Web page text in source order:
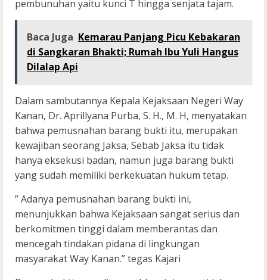
pembunuhan yaitu kunci T hingga senjata tajam.
Baca Juga Kemarau Panjang Picu Kebakaran
di Sangkaran Bhakti; Rumah Ibu Yuli Hangus
Dilalap Api
Dalam sambutannya Kepala Kejaksaan Negeri Way
Kanan, Dr. Aprillyana Purba, S. H., M. H, menyatakan
bahwa pemusnahan barang bukti itu, merupakan
kewajiban seorang Jaksa, Sebab Jaksa itu tidak
hanya eksekusi badan, namun juga barang bukti
yang sudah memiliki berkekuatan hukum tetap.
” Adanya pemusnahan barang bukti ini,
menunjukkan bahwa Kejaksaan sangat serius dan
berkomitmen tinggi dalam memberantas dan
mencegah tindakan pidana di lingkungan
masyarakat Way Kanan.” tegas Kajari